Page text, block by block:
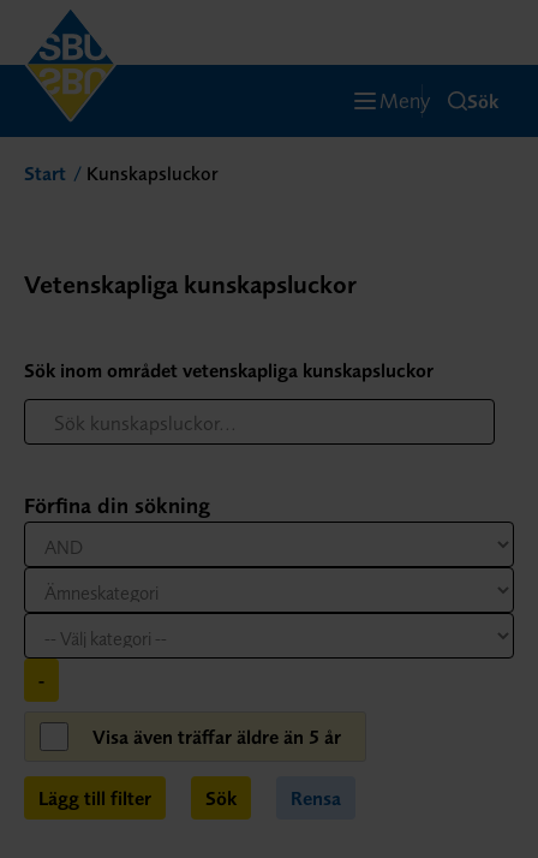
Meny Sök
Start Kunskapsluckor
Vetenskapliga kunskapsluckor
Sök inom området vetenskapliga kunskapsluckor
Förfina din sökning
-
Visa även träffar äldre än 5 år
Lägg till filter Sök Rensa